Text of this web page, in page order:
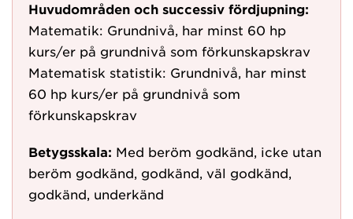
Huvudområden och successiv fördjupning:
Matematik: Grundnivå, har minst 60 hp
kurs/er på grundnivå som förkunskapskrav
Matematisk statistik: Grundnivå, har minst
60 hp kurs/er på grundnivå som
förkunskapskrav
Betygsskala: Med beröm godkänd, icke utan
beröm godkänd, godkänd, väl godkänd,
godkänd, underkänd